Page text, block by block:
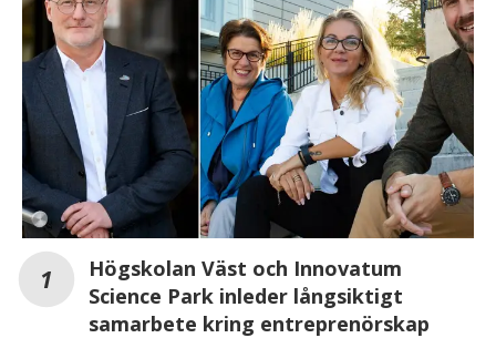
Högskolan Väst och Innovatum
Science Park inleder långsiktigt
samarbete kring entreprenörskap